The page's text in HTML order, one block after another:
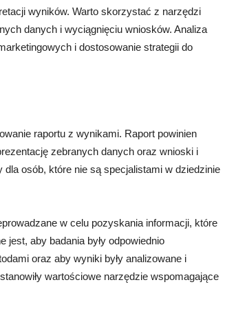
wyników. Warto skorzystać z narzędzi
danych i wyciągnięciu wniosków. Analiza
i dostosowanie strategii do
raportu z wynikami. Raport powinien
zebranych danych oraz wnioski i
osób, które nie są specjalistami w dziedzinie
w celu pozyskania informacji, które
jest, aby badania były odpowiednio
oraz aby wyniki były analizowane i
wartościowe narzędzie wspomagające